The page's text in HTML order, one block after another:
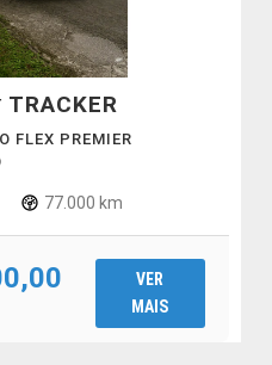
TRACKER
FLEX PREMIER
77.000 km
VER
MAIS